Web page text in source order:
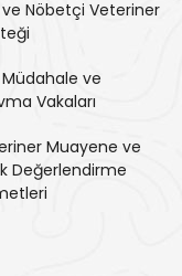
Nöbetçi Veteriner
ve
Vakaları
Muayene ve
Değerlendirme